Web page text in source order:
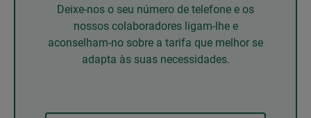
Deixe-nos o seu número de telefone e os
nossos colaboradores ligam-lhe e
aconselham-no sobre a tarifa que melhor se
adapta às suas necessidades.